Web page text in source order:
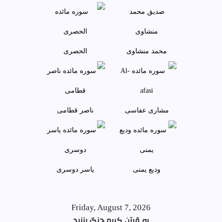
محمد منشاوی الحصری
مشاری عفاسی ناصر قطامی
وديع يمنی ياسر دوسری
Friday, August 7, 2026